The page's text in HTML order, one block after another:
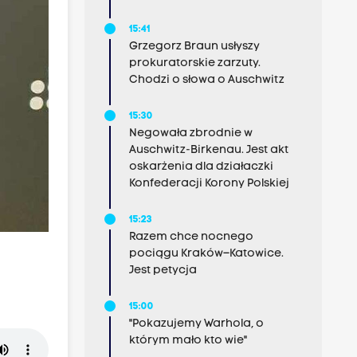
15:41
Grzegorz Braun usłyszy
prokuratorskie zarzuty.
Chodzi o słowa o Auschwitz
15:30
Negowała zbrodnie w
Auschwitz-Birkenau. Jest akt
oskarżenia dla działaczki
Konfederacji Korony Polskiej
15:23
Razem chce nocnego
pociągu Kraków–Katowice.
Jest petycja
15:00
"Pokazujemy Warhola, o
którym mało kto wie"